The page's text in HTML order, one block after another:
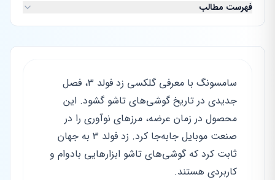
فهرست مطالب
سامسونگ با معرفی گلکسی زد فولد ۳، فصل
جدیدی در تاریخ گوشی‌های تاشو گشود. این
محصول در زمان عرضه، مرزهای نوآوری را در
صنعت موبایل جابه‌جا کرد. زد فولد ۳ به جهان
ثابت کرد که گوشی‌های تاشو ابزارهایی بادوام و
کاربردی هستند.